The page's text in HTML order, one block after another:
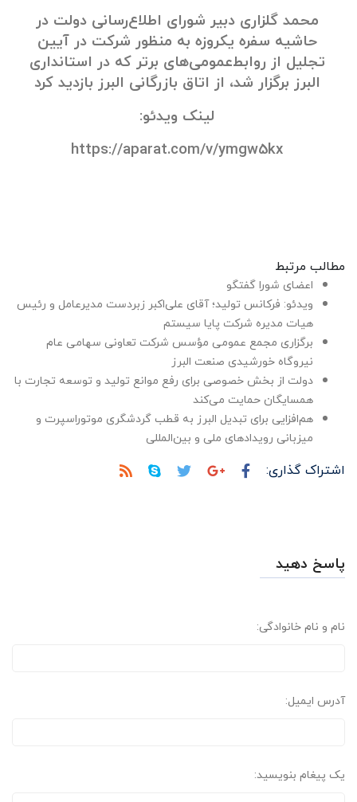
محمد گلزاری دبیر شورای اطلاع‌رسانی دولت در
حاشیه سفره یکروزه به منظور شرکت در آیین
تجلیل از روابط‌عمومی‌های برتر که در استانداری
البرز برگزار شد، از اتاق بازرگانی البرز بازدید کرد
لینک ویدئو:
https://aparat.com/v/ymgw5kx
مطالب مرتبط
اعضای شورا گفتگو
ویدئو: فرکانس تولید؛ آقای علی‌اکبر زبردست مدیرعامل و رئیس
هیات مدیره شرکت پایا سیستم
برگزاری مجمع عمومی مؤسس شرکت تعاونی سهامی عام
نیروگاه خورشیدی صنعت البرز
دولت از بخش خصوصی برای رفع موانع تولید و توسعه تجارت با
همسایگان حمایت می‌کند
هم‌افزایی برای تبدیل البرز به قطب گردشگری موتوراسپرت و
میزبانی رویدادهای ملی و بین‌المللی
اشتراک گذاری:
پاسخ دهید
نام و نام خانوادگی:
آدرس ایمیل:
یک پیغام بنویسید: